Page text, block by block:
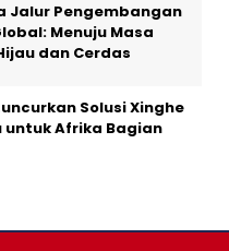
Jalur Pengembangan
Menuju Masa
dan Cerdas
Solusi Xinghe
untuk Afrika Bagian